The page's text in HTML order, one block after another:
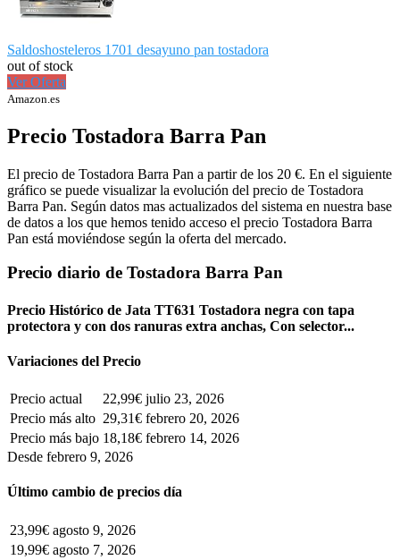
Saldoshosteleros 1701 desayuno pan tostadora
out of stock
Ver Oferta
Amazon.es
Precio Tostadora Barra Pan
El precio de Tostadora Barra Pan a partir de los 20 €. En el siguiente
gráfico se puede visualizar la evolución del precio de Tostadora
Barra Pan. Según datos mas actualizados del sistema en nuestra base
de datos a los que hemos tenido acceso el precio Tostadora Barra
Pan está moviéndose según la oferta del mercado.
Precio diario de Tostadora Barra Pan
Precio Histórico de Jata TT631 Tostadora negra con tapa
protectora y con dos ranuras extra anchas, Con selector...
Variaciones del Precio
Precio actual 22,99€ julio 23, 2026
Precio más alto 29,31€ febrero 20, 2026
Precio más bajo 18,18€ febrero 14, 2026
Desde febrero 9, 2026
Último cambio de precios día
23,99€ agosto 9, 2026
19,99€ agosto 7, 2026